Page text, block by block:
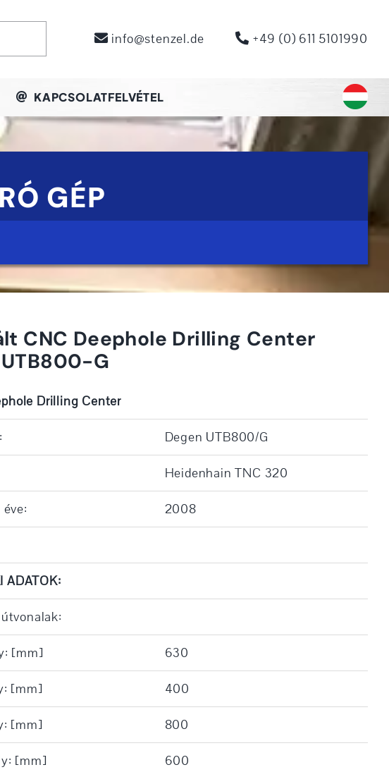
info@stenzel.de +49 (0) 611 5101990
KAPCSOLATFELVÉTEL
GÉP
CNC Deephole Drilling Center
G
Drilling Center
Degen UTB800/G
Heidenhain TNC 320
2008
ADATOK:
[mm] 630
[mm] 400
[mm] 800
[mm] 600